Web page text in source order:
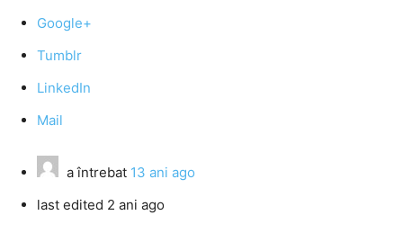
Google+
Tumblr
LinkedIn
Mail
a întrebat 13 ani ago
last edited 2 ani ago